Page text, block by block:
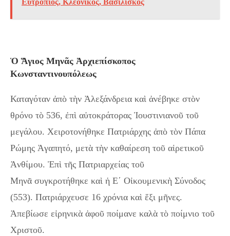
Ευτρόπιος, Κλεόνικος, Βασιλίσκος
Ὁ Ἅγιος Μηνᾶς Ἀρχιεπίσκοπος
Κωνσταντινουπόλεως
Καταγόταν ἀπὸ τὴν Ἀλεξάνδρεια καὶ ἀνέβηκε στὸν
θρόνο τὸ 536, ἐπὶ αὐτοκράτορας Ἰουστινιανοῦ τοῦ
μεγάλου. Χειροτονήθηκε Πατριάρχης ἀπὸ τὸν Πάπα
Ρώμης Ἀγαπητό, μετὰ τὴν καθαίρεση τοῦ αἱρετικοῦ
Ἀνθίμου. Ἐπὶ τῆς Πατριαρχείας τοῦ
Μηνᾶ συγκροτήθηκε καὶ ἡ Ε´ Οἰκουμενικὴ Σύνοδος
(553). Πατριάρχευσε 16 χρόνια καὶ ἕξι μῆνες.
Ἀπεβίωσε εἰρηνικὰ ἀφοῦ ποίμανε καλὰ τὸ ποίμνιο τοῦ
Χριστοῦ.